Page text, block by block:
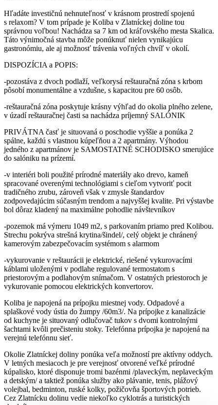
Hľadáte investičnú nehnuteľnosť v krásnom prostredí spojenú
s relaxom? V tom prípade je Koliba v Zlatníckej doline tou
správnou voľbou! Nachádza sa 7 km od kráľovského mesta Skalica.
Táto výnimočná stavba môže ponúknuť nielen vynikajúcu
gastronómiu, ale aj možnosť trávenia voľných chvíľ v okolí.
DISPOZÍCIA a POPIS:
-pozostáva z dvoch podlaží, veľkorysá reštauračná zóna s krbom
pôsobí monumentálne a vzdušne, s kapacitou pre 60 osôb.
-reštauračná zóna poskytuje krásny výhľad do okolia plného zelene,
v úzadí reštauračnej časti sa nachádza príjemný SALÓNIK
PRIVÁTNA časť je situovaná o poschodie vyššie a ponúka 2
spálne, každú s vlastnou kúpeľňou a 2 apartmány. Výhodou
jedného z apartmánov je SAMOSTATNÉ SCHODISKO smerujúce
do salóniku na prízemí.
-v interiéri boli použité prírodné materiály ako drevo, kameň
spracované overenými technológiami s cieľom vytvoriť pocit
tradičného zrubu, zároveň však v zmysle štandardov
zodpovedajúcim súčasným trendom a najvyššej kvalite. Pri výstavbe
bol dôraz kladený na maximálne pohodlie návštevníkov
-pozemok má výmeru 1049 m2, s parkovaním priamo pred Kolibou.
Strechu pokrýva strešná krytina/šindel/, celý objekt je chránený
kamerovým zabezpečovacím systémom s alarmom
-vykurovanie v reštaurácii je elektrické, riešené vykurovacími
káblami uloženými v podlahe regulované termostatom s
priestorovým a podlahovým snímačom. V ostatných priestoroch je
vykurovanie pomocou elektrických konvertorov.
Koliba je napojená na prípojku miestnej vody. Odpadové a
splaškové vody ústia do žumpy /60m3/. Na prípojke z kanalizácie
od kuchyne je situovaný odlučovač tukov s dvomi kontrolnými
šachtami kvôli prečisteniu stoky. Telefónna prípojka je napojená na
verejnú telefónnu sieť.
Okolie Zlatníckej doliny ponúka veľa možností pre aktívny oddych.
V letných mesiacoch je pre verejnosť otvorené veľké prírodné
kúpalisko, ktoré disponuje tromi bazénmi /plaveckým, neplaveckým
a detským/ a taktiež ponúka služby ako plávanie, tenis, plážový
volejbal, bedminton, ruské kolky, požičovňa športových potrieb.
Cez Zlatnícku dolinu vedie niekoľko cyklotrás a turistických